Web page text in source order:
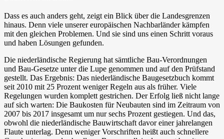
Dass es auch anders geht, zeigt ein Blick über die Landesgrenzen
hinaus. Denn viele unserer europäischen Nachbarländer kämpfen
mit den gleichen Problemen. Und sie sind uns einen Schritt voraus
und haben Lösungen gefunden.
Die niederländische Regierung hat sämtliche Bau-Verordnungen
und Bau-Gesetze unter die Lupe genommen und auf den Prüfstand
gestellt. Das Ergebnis: Das niederländische Baugesetzbuch kommt
seit 2010 mit 25 Prozent weniger Regeln aus als früher. Viele
Regelungen wurden komplett gestrichen. Der Erfolg ließ nicht lange
auf sich warten: Die Baukosten für Neubauten sind im Zeitraum von
2007 bis 2017 insgesamt um nur sechs Prozent gestiegen. Und das,
obwohl die niederländische Bauwirtschaft davor einer jahrelangen
Flaute unterlag. Denn weniger Vorschriften heißt auch schnellere